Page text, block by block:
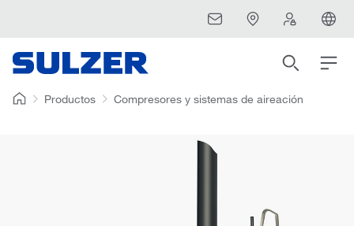
Productos Compresores y sistemas de aireación